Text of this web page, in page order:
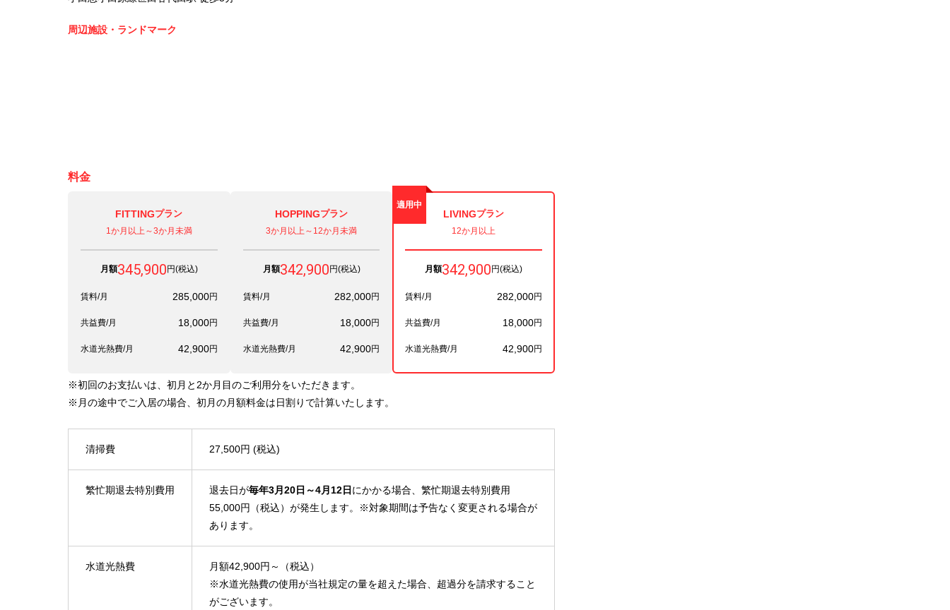
周辺施設・ランドマーク
料金
FITTINGプラン
1か月以上～3か月未満
月額345,900 円(税込)
賃料/月 285,000円
共益費/月 18,000円
水道光熱費/月 42,900円
HOPPINGプラン
3か月以上～12か月未満
月額342,900 円(税込)
賃料/月 282,000円
共益費/月 18,000円
水道光熱費/月 42,900円
適用中
LIVINGプラン
12か月以上
月額342,900 円(税込)
賃料/月 282,000円
共益費/月 18,000円
水道光熱費/月 42,900円
※初回のお支払いは、初月と2か月目のご利用分をいただきます。
※月の途中でご入居の場合、初月の月額料金は日割りで計算いたします。
清掃費 27,500円 (税込)
繁忙期退去特別費用 退去日が毎年3月20日～4月12日 にかかる場合、繁忙期退去特別費用
55,000円（税込）が発生します。※対象期間は予告なく変更される場合が
あります。
水道光熱費
月額42,900円～（税込）
※水道光熱費の使用が当社規定の量を超えた場合、超過分を請求すること
がございます。